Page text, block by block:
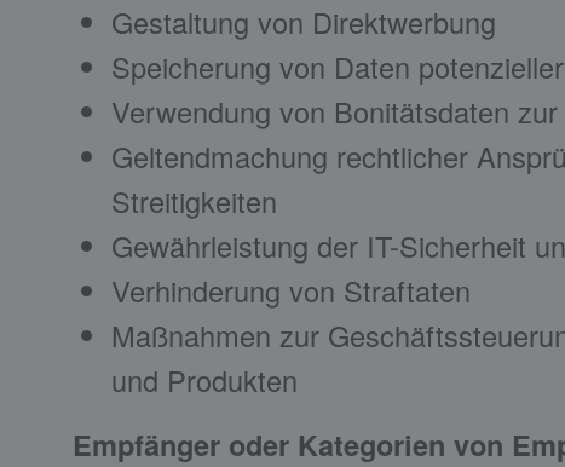
Gestaltung von Direktwerbung
Speicherung von Daten
Verwendung von Bonitätsdaten
Geltendmachung rechtlicher
Streitigkeiten
Gewährleistung der IT-Sicherheit
Verhinderung von Straftaten
Maßnahmen zur
und Produkten
Empfänger oder Kategorien von